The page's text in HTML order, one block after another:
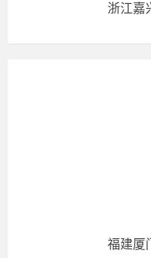
浙江嘉
福建厦